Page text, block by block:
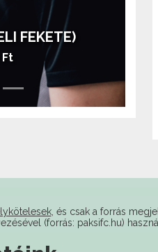
FEKETE)
Ft
, és csak a forrás
(forrás: paksifc.hu)